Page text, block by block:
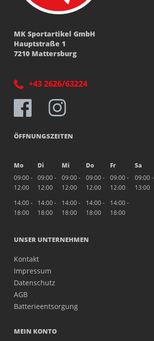
MK Sportartikel GmbH
Hauptstraße 1
7210 Mattersburg
+43 2626/63224
ÖFFNUNGSZEITEN
Mo Di Mi Do Fr
Sa
09:00 -
12:00
09:00 -
12:00
09:00 -
12:00
09:00 -
12:00
09:00 -
12:00
09:00 -
13:00
14:00 -
18:00
14:00 -
18:00
14:00 -
18:00
14:00 -
18:00
14:00 -
18:00
UNSER UNTERNEHMEN
Kontakt
Impressum
Datenschutz
AGB
Batterieentsorgung
MEIN KONTO